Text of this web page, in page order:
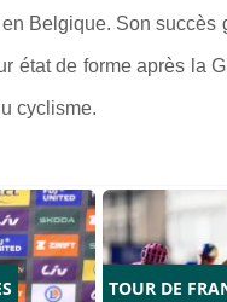
Belgique. Son succès
état de forme après la
cyclisme.
TOUR DE